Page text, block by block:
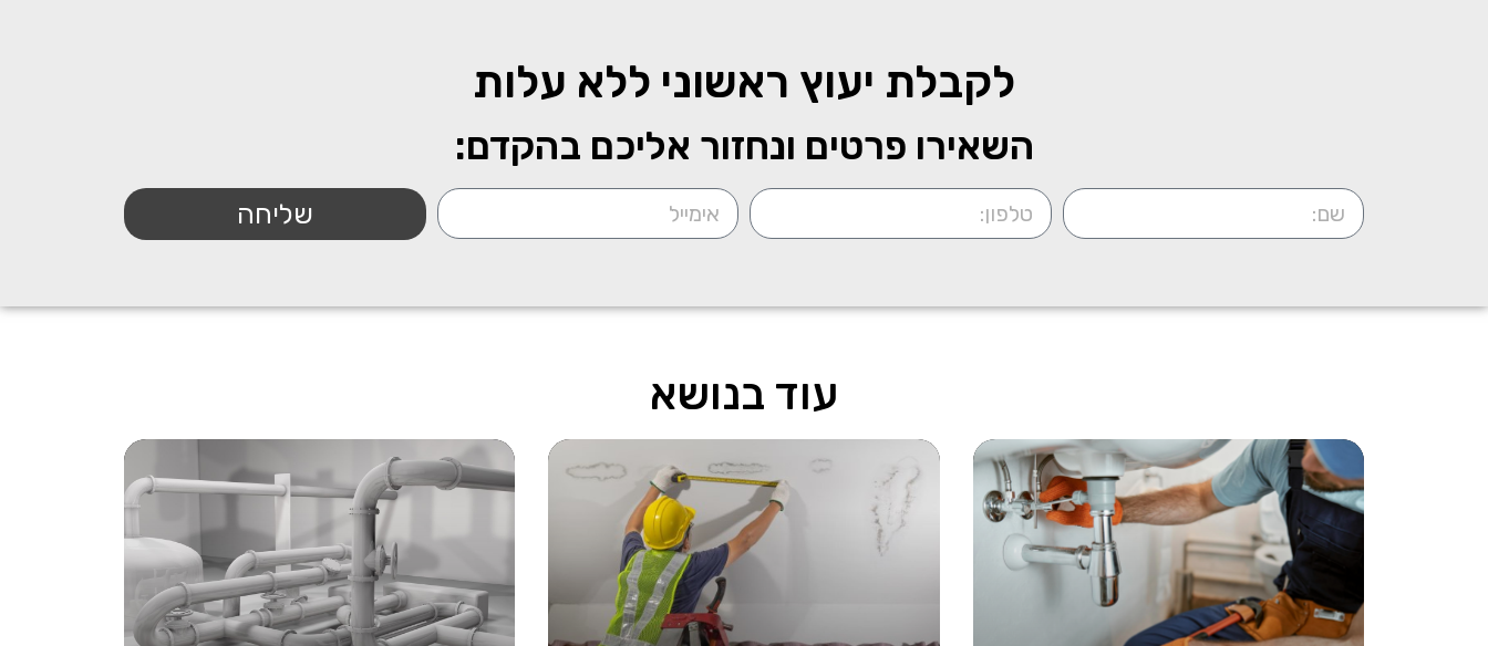
לקבלת יעוץ ראשוני ללא עלות
השאירו פרטים ונחזור אליכם בהקדם:
שליחה
עוד בנושא